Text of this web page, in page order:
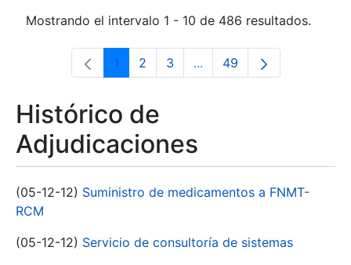
Mostrando el intervalo 1 - 10 de 486 resultados.
Página
1 Página
2 Página
3 ...Páginas intermedias Use
Página
49
Histórico de
Adjudicaciones
(05-12-12) Suministro de medicamentos a FNMT-
RCM
(05-12-12) Servicio de consultoría de sistemas